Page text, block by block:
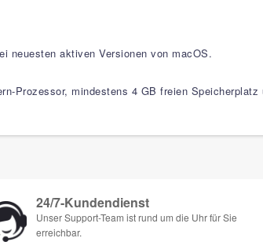
neuesten aktiven Versionen von macOS.
Prozessor, mindestens 4 GB freien
24/7-Kundendienst
Unser Support-Team ist rund um die Uhr für Sie
erreichbar.